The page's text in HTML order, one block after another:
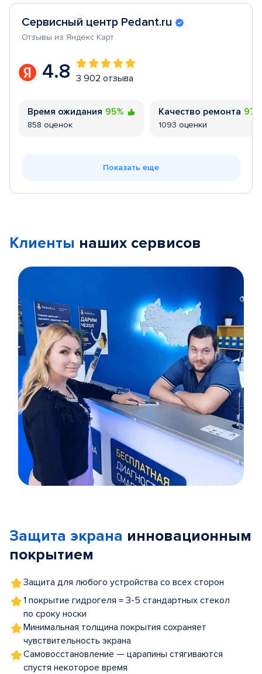
Сервисный центр Pedant.ru
Отзывы из Яндекс Карт
4.8 3 902 отзыва
Время ожидания 95%
858 оценок
Качество ремонта
1093 оценки
Показать еще
Клиенты наших сервисов
5
Защита экрана инновационным
покрытием
Защита для любого устройства со всех сторон
1 покрытие гидрогеля = 3-5 стандартных стекол
по сроку носки
Минимальная толщина покрытия сохраняет
чувствительность экрана
Самовосстановление — царапины стягиваются
спустя некоторое время